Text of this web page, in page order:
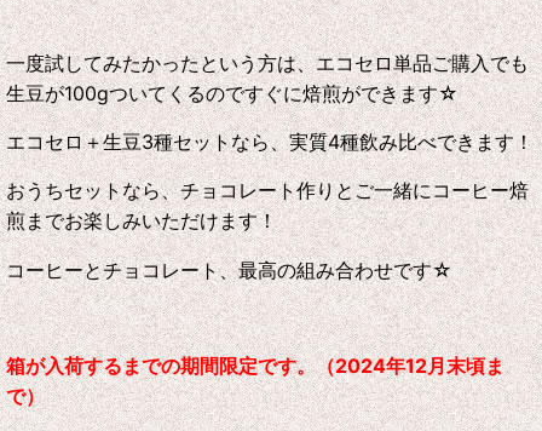
一度試してみたかったという方は、エコセロ単品ご購入でも
生豆が100gついてくるのですぐに焙煎ができます☆
エコセロ＋生豆3種セットなら、実質4種飲み比べできます！
おうちセットなら、チョコレート作りとご一緒にコーヒー焙
煎までお楽しみいただけます！
コーヒーとチョコレート、最高の組み合わせです☆
箱が入荷するまでの期間限定です。（2024年12月末頃ま
で）